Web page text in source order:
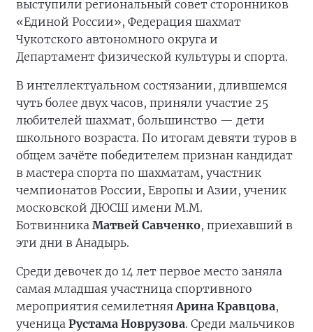
выступили региональный совет сторонников
«Единой России», Федерация шахмат
Чукотского автономного округа и
Департамент физической культуры и спорта.
В интеллектуальном состязании, длившемся
чуть более двух часов, приняли участие 25
любителей шахмат, большинство — дети
школьного возраста. По итогам девяти туров в
общем зачёте победителем признан кандидат
в мастера спорта по шахматам, участник
чемпионатов России, Европы и Азии, ученик
московской ДЮСШ имени М.М.
Ботвинника Матвей Савченко, приехавший в
эти дни в Анадырь.
Среди девочек до 14 лет первое место заняла
самая младшая участница спортивного
мероприятия семилетняяАрина Кравцова,
ученица Рустама Новрузова. Среди мальчиков